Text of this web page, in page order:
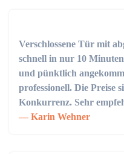
Verschlossene Tür mit
schnell in nur 10
und pünktlich
professionell. Die Preise
Konkurrenz. Sehr
Karin Wehner